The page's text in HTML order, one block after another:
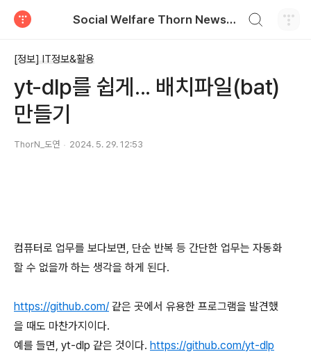
Social Welfare Thorn News, 福智衍, 복지비틀기
[정보] IT정보&활용
yt-dlp를 쉽게... 배치파일(bat)
만들기
ThorN_도연 2024. 5. 29. 12:53
컴퓨터로 업무를 보다보면, 단순 반복 등 간단한 업무는 자동화
할 수 없을까 하는 생각을 하게 된다.
https://github.com/ 같은 곳에서 유용한 프로그램을 발견했
을 때도 마찬가지이다.
예를 들면, yt-dlp 같은 것이다. https://github.com/yt-dlp